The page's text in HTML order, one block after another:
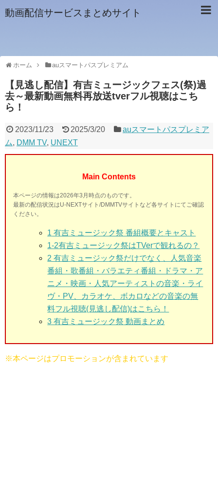
動画配信サービスまとめサイト
ホーム auスマートパスプレミアム
【見逃し配信】有吉ミュージックフェス(祭)過
去～最新動画無料再放送tverフル視聴はこち
ら！
2023/11/23 2025/3/20
auスマートパスプレミア
ム, DMM TV, UNEXT
Main Contents
本ページの情報は2026年3月時点のものです。
最新の配信状況はU-NEXTサイト/DMMTVサイトなど各サイトにてご確認
ください。
1 有吉ミュージック祭 番組概要とキャスト
1-2有吉ミュージック祭はTVerで観れるの？
2 有吉ミュージック祭だけでなく、
人気音楽
番組・歌番組・バラエティ番組・ドラマ・ア
ニメ・映画・人気アーティストの音楽・ライ
ヴ・PV、カラオケ、ボカロなどの音楽の無
料フル視聴(見逃し配信)はこちら！
3 有吉ミュージック祭 動画まとめ
※本ページはプロモーションが含まれています